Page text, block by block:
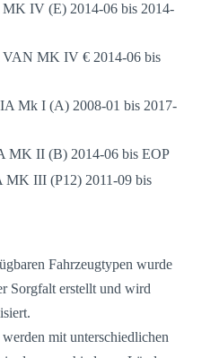
IV (E) 2014-06 bis 2014-
VAN MK IV € 2014-06 bis
Mk I (A) 2008-01 bis 2017-
MK II (B) 2014-06 bis EOP
III (P12) 2011-09 bis
Fahrzeugtypen wurde
Sorgfalt erstellt und wird
mit unterschiedlichen